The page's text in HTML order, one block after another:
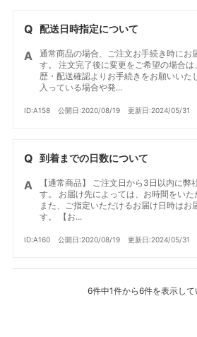
配送日時指定について
通常商品の場合、ご注文お手続き時にお
す。 注文完了後に変更をご希望の場合
歴・配送確認よりお手続きをお願いいた
入っている場合や発...
ID:A158 公開日:2020/08/19 更新日:2024/05/31
到着までの日数について
【通常商品】 ご注文日から3日以内に弊
す。 お届け先によっては、お時間をいた
また、ご指定いただけるお届け日時はお
す。 【お...
ID:A160 公開日:2020/08/19 更新日:2024/05/31
6件中1件から6件を表示して